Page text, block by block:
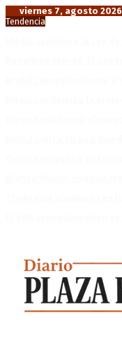
viernes 7, agosto
Tendencia